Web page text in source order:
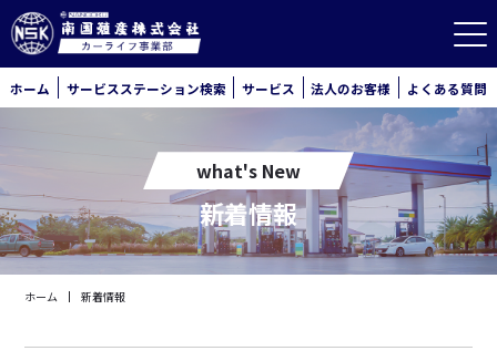
ホーム サービスステーション検索 サービス 法人のお客様 よくある質問
what's New
新着情報
ホーム 新着情報